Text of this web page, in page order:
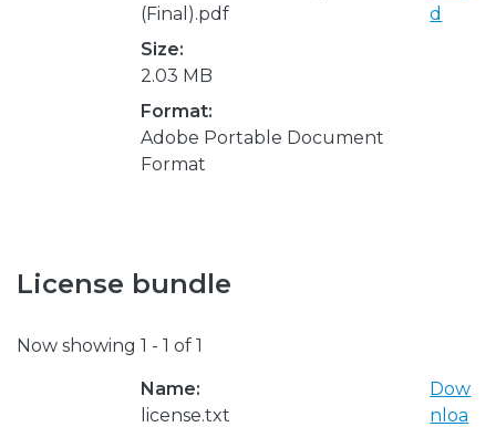
(Final).pdf
Size:
2.03 MB
Format:
Adobe Portable Document
Format
d
License bundle
Now showing 1 - 1 of 1
Name:
license.txt
Dow
nloa